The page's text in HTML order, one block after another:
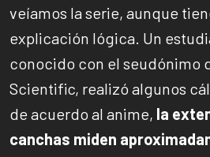
veíamos la serie, aunque
explicación lógica. Un
conocido con el seudónimo
Scientific, realizó algunos
de acuerdo al anime, la
canchas miden